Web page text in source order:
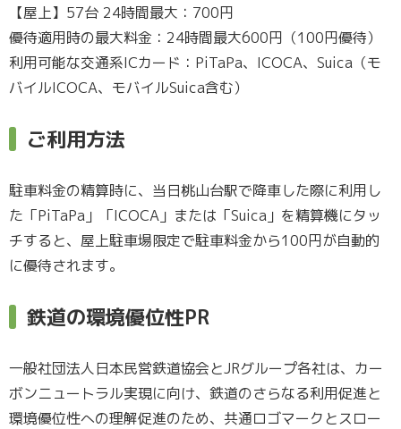
【屋上】57台 24時間最大：700円
優待適用時の最大料金：24時間最大600円（100円優待）
利用可能な交通系ICカード：PiTaPa、ICOCA、Suica（モ
バイルICOCA、モバイルSuica含む）
ご利用方法
駐車料金の精算時に、当日桃山台駅で降車した際に利用し
た「PiTaPa」「ICOCA」または「Suica」を精算機にタッ
チすると、屋上駐車場限定で駐車料金から100円が自動的
に優待されます。
鉄道の環境優位性PR
一般社団法人日本民営鉄道協会とJRグループ各社は、カー
ボンニュートラル実現に向け、鉄道のさらなる利用促進と
環境優位性への理解促進のため、共通ロゴマークとスロー